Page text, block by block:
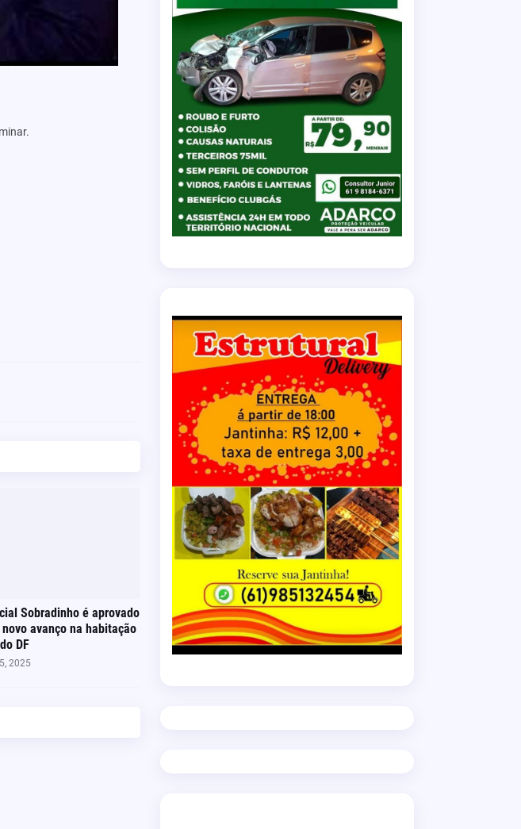
Sobradinho é aprovado
avanço na habitação
DF
2025